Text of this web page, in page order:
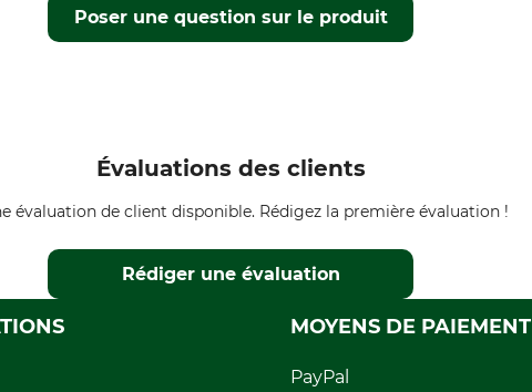
Poser une question sur le produit
Évaluations des clients
évaluation de client disponible. Rédigez la première évaluation !
Rédiger une évaluation
MOYENS DE PAIEMENT
PayPal